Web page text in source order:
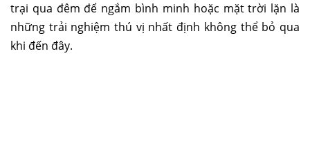
trại qua đêm để ngắm bình minh hoặc mặt trời lặn là
những trải nghiệm thú vị nhất định không thể bỏ qua
khi đến đây.